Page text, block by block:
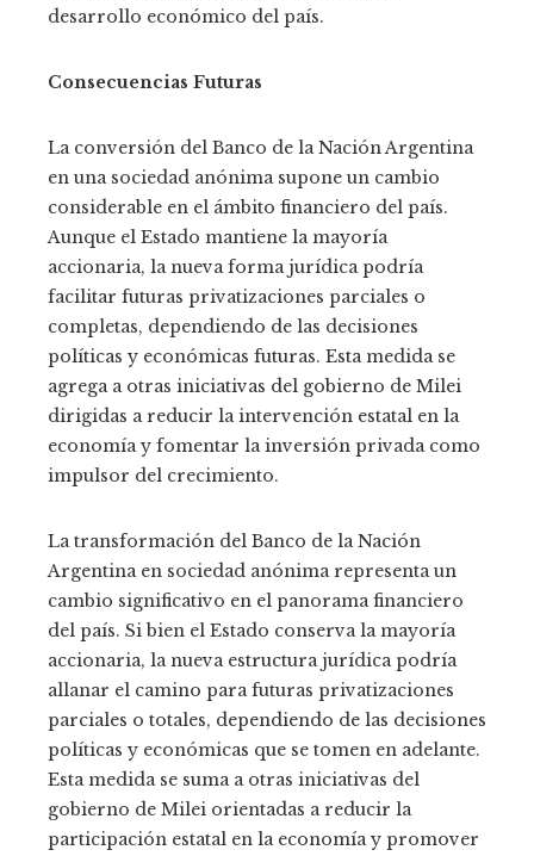
desarrollo económico del país.
Consecuencias Futuras
La conversión del Banco de la Nación Argentina
en una sociedad anónima supone un cambio
considerable en el ámbito financiero del país.
Aunque el Estado mantiene la mayoría
accionaria, la nueva forma jurídica podría
facilitar futuras privatizaciones parciales o
completas, dependiendo de las decisiones
políticas y económicas futuras. Esta medida se
agrega a otras iniciativas del gobierno de Milei
dirigidas a reducir la intervención estatal en la
economía y fomentar la inversión privada como
impulsor del crecimiento.
La transformación del Banco de la Nación
Argentina en sociedad anónima representa un
cambio significativo en el panorama financiero
del país. Si bien el Estado conserva la mayoría
accionaria, la nueva estructura jurídica podría
allanar el camino para futuras privatizaciones
parciales o totales, dependiendo de las decisiones
políticas y económicas que se tomen en adelante.
Esta medida se suma a otras iniciativas del
gobierno de Milei orientadas a reducir la
participación estatal en la economía y promover